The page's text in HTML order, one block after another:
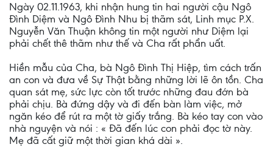
Ngày 02.11.1963, khi nhận hung tin hai người cậu Ngô
Ðình Diệm và Ngô Ðình Nhu bị thãm sát, Linh mục P.X.
Nguyễn Văn Thuận không tin một người như Diệm lại
phải chết thê thãm như thế và Cha rất phẩn uất.
Hiền mẫu của Cha, bà Ngô Ðình Thị Hiệp, tìm cách trấn
an con và đưa về Sự Thật bằng những lời lẽ ôn tồn. Cha
quan sát mẹ, sức lực còn tốt trước những đau đớn bà
phải chịu. Bà đứng dậy và đi đến bàn làm việc, mở
ngăn kéo để rút ra một tờ giấy trắng. Bà kéo tay con vào
nhà nguyện và nói : « Ðã đến lúc con phải đọc tờ này.
Mẹ đã cất giữ một thời gian khá dài ».